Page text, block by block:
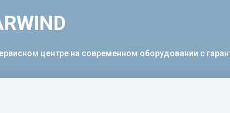
центре на современном оборудовании с